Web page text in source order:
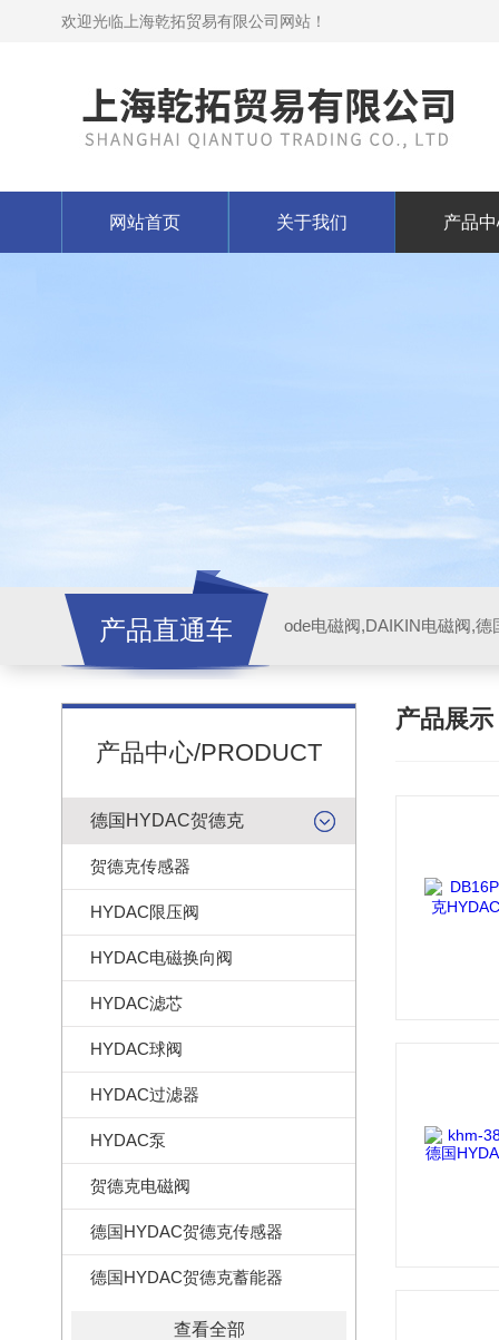
欢迎光临上海乾拓贸易有限公司网站！
网站首页 关于我们 产品
产品直通车 ode电磁阀,DAIKIN电磁阀,
产品中心/PRODUCT
德国HYDAC贺德克
贺德克传感器
HYDAC限压阀
HYDAC电磁换向阀
HYDAC滤芯
HYDAC球阀
HYDAC过滤器
HYDAC泵
贺德克电磁阀
德国HYDAC贺德克传感器
德国HYDAC贺德克蓄能器
查看全部
产品展示